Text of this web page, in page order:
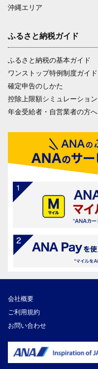
沖縄エリア
ふるさと納税ガイド
ふるさと納税の基本ガイド
ワンストップ特例制度ガイド
確定申告のしかた
控除上限額シミュレーション
年金受給者・自営業者の方へ
会社概要
ご利用規約
お問い合わせ